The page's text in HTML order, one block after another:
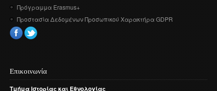
Πρόγραμμα Erasmus+
Προστασία Δεδομένων Προσωπικού Χαρακτήρα GDPR
Επικοινωνία
ΤμήμαΙστορίαςκαι Εθνολογίας